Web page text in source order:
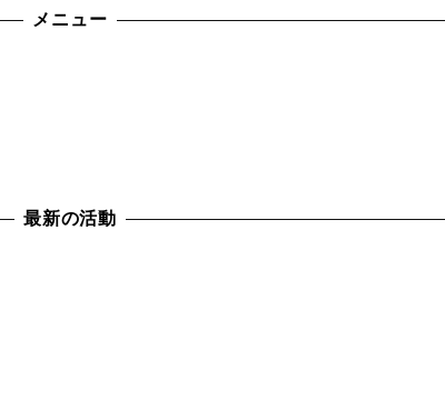
メニュー
最新の活動